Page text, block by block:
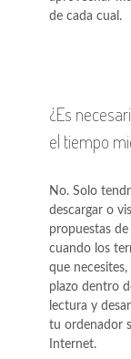
de cada cual.
¿Es
el tiempo
No. Solo
descargar o
propuestas
cuando los
que
plazo dentro
lectura y
tu ordenador
Internet.